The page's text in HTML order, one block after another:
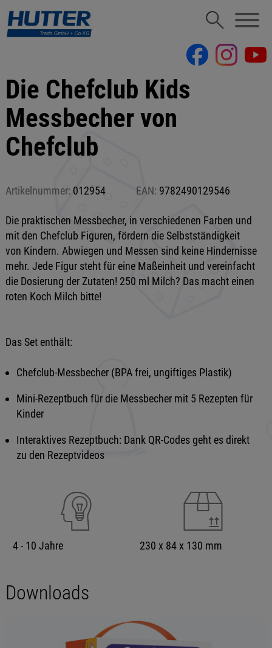
Die Chefclub Kids
Messbecher von
Chefclub
Artikelnummer: 012954 EAN: 9782490129546
Die praktischen Messbecher, in verschiedenen Farben und
mit den Chefclub Figuren, fördern die Selbstständigkeit
von Kindern. Abwiegen und Messen sind keine Hindernisse
mehr. Jede Figur steht für eine Maßeinheit und vereinfacht
die Dosierung der Zutaten! 250 ml Milch? Das macht einen
roten Koch Milch bitte!
Das Set enthält:
Chefclub-Messbecher (BPA frei, ungiftiges Plastik)
Mini-Rezeptbuch für die Messbecher mit 5 Rezepten für
Kinder
Interaktives Rezeptbuch: Dank QR-Codes geht es direkt
zu den Rezeptvideos
4 - 10 Jahre 230 x 84 x 130 mm
Downloads